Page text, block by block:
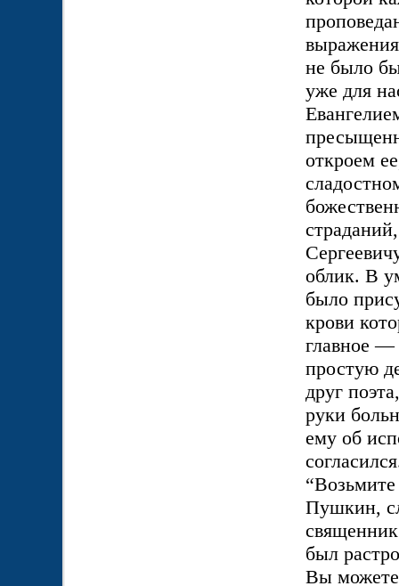
не было
уже для
откроем
облик. В
было
крови
главное —
простую
друг
руки
ему об
Пушкин,
был
Вы можете